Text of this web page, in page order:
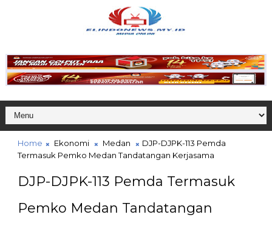
Home Ekonomi Medan
DJP-DJPK-113 Pemda
Termasuk Pemko Medan Tandatangan Kerjasama
DJP-DJPK-113 Pemda Termasuk
Pemko Medan Tandatangan